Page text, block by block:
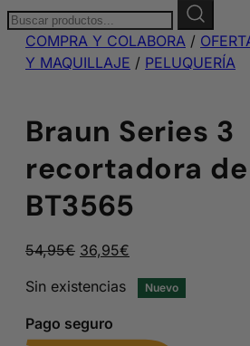
Buscar:
COMPRA Y COLABORA /
Y MAQUILLAJE / PELUQUERÍA
Braun Series 3
recortadora
BT3565
54,95€ El
original
54,95€.
36,95€
actual
36,95€.
Sin existencias Nuevo
Pago seguro